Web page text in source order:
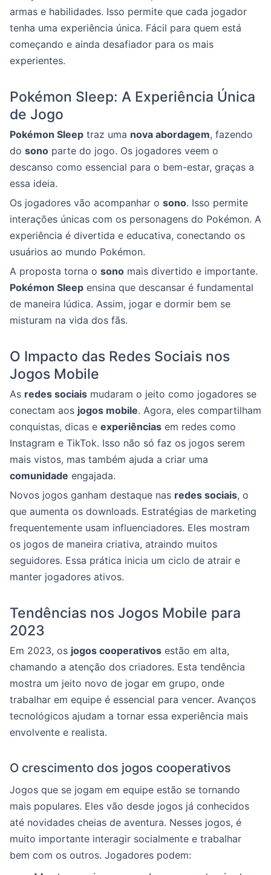
armas e habilidades. Isso permite que cada jogador
tenha uma experiência única. Fácil para quem está
começando e ainda desafiador para os mais
experientes.
Pokémon Sleep: A Experiência Única
de Jogo
Pokémon Sleep traz uma nova abordagem, fazendo
do sono parte do jogo. Os jogadores veem o
descanso como essencial para o bem-estar, graças a
essa ideia.
Os jogadores vão acompanhar o sono. Isso permite
interações únicas com os personagens do Pokémon. A
experiência é divertida e educativa, conectando os
usuários ao mundo Pokémon.
A proposta torna o sono mais divertido e importante.
Pokémon Sleep ensina que descansar é fundamental
de maneira lúdica. Assim, jogar e dormir bem se
misturam na vida dos fãs.
O Impacto das Redes Sociais nos
Jogos Mobile
As redes sociais mudaram o jeito como jogadores se
conectam aos jogos mobile. Agora, eles compartilham
conquistas, dicas e experiências em redes como
Instagram e TikTok. Isso não só faz os jogos serem
mais vistos, mas também ajuda a criar uma
comunidade engajada.
Novos jogos ganham destaque nas redes sociais, o
que aumenta os downloads. Estratégias de marketing
frequentemente usam influenciadores. Eles mostram
os jogos de maneira criativa, atraindo muitos
seguidores. Essa prática inicia um ciclo de atrair e
manter jogadores ativos.
Tendências nos Jogos Mobile para
2023
Em 2023, os jogos cooperativos estão em alta,
chamando a atenção dos criadores. Esta tendência
mostra um jeito novo de jogar em grupo, onde
trabalhar em equipe é essencial para vencer. Avanços
tecnológicos ajudam a tornar essa experiência mais
envolvente e realista.
O crescimento dos jogos cooperativos
Jogos que se jogam em equipe estão se tornando
mais populares. Eles vão desde jogos já conhecidos
até novidades cheias de aventura. Nesses jogos, é
muito importante interagir socialmente e trabalhar
bem com os outros. Jogadores podem: